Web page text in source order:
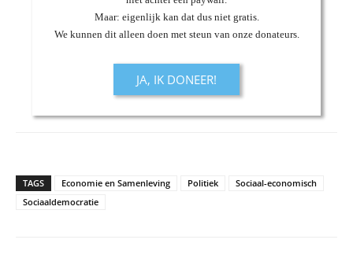
Maar: eigenlijk kan dat dus niet gratis.
We kunnen dit alleen doen met steun van onze donateurs.
JA, IK DONEER!
TAGS Economie en Samenleving Politiek
Sociaal-economisch
Sociaaldemocratie